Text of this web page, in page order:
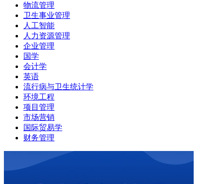
物流管理
卫生事业管理
人工智能
人力资源管理
企业管理
国学
会计学
英语
流行病与卫生统计学
环境工程
项目管理
市场营销
国际贸易学
财务管理